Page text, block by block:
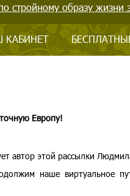
стройному образу жизни
КАБИНЕТ
Европу!
автор этой рассылки
наше виртуальное